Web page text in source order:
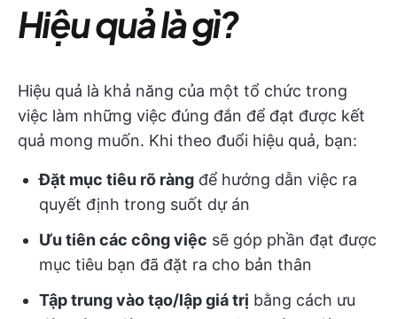
Hiệu quả là gì?
Hiệu quả là khả năng của một tổ chức trong
việc làm những việc đúng đắn để đạt được kết
quả mong muốn. Khi theo đuổi hiệu quả, bạn:
Đặt mục tiêu rõ ràng để hướng dẫn việc ra
quyết định trong suốt dự án
Ưu tiên các công việc sẽ góp phần đạt được
mục tiêu bạn đã đặt ra cho bản thân
Tập trung vào tạo/lập giá trị bằng cách ưu